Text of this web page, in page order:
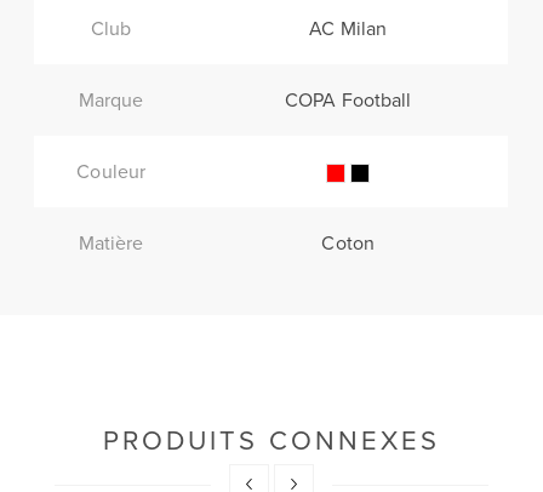
Club AC Milan
Marque COPA Football
Couleur
Matière Coton
PRODUITS CONNEXES